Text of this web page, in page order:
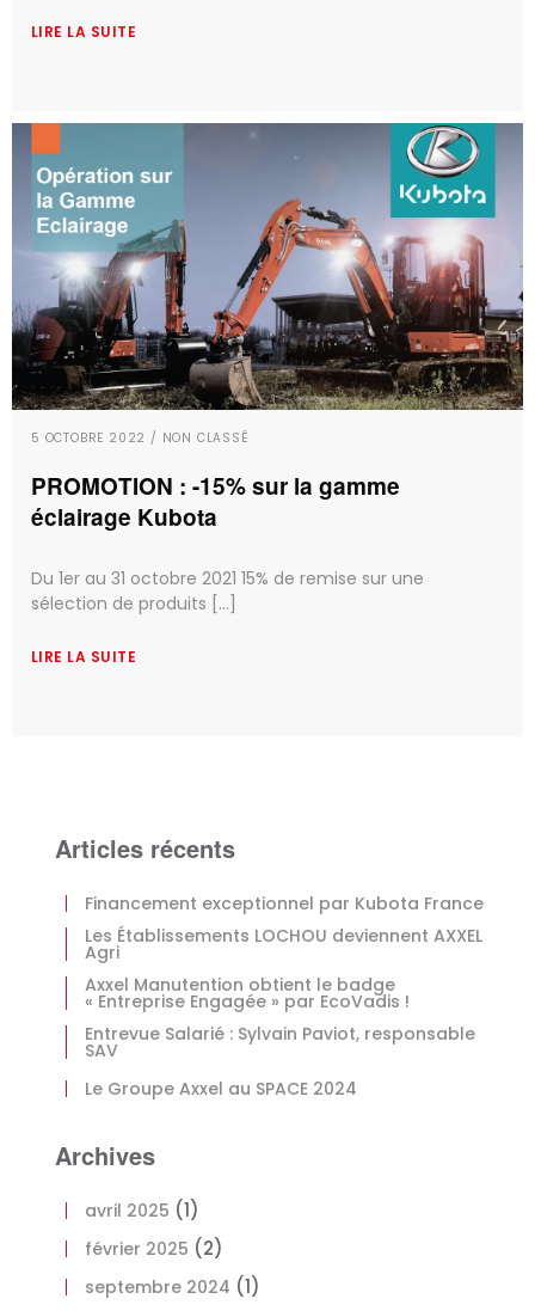
LIRE LA SUITE
5 OCTOBRE 2022 / NON CLASSÉ
PROMOTION : -15% sur la gamme
éclairage Kubota
Du 1er au 31 octobre 2021 15% de remise sur une
sélection de produits [...]
LIRE LA SUITE
Articles récents
Financement exceptionnel par Kubota France
Les Établissements LOCHOU deviennent AXXEL
Agri
Axxel Manutention obtient le badge
« Entreprise Engagée » par EcoVadis !
Entrevue Salarié : Sylvain Paviot, responsable
SAV
Le Groupe Axxel au SPACE 2024
Archives
avril 2025 (1)
février 2025 (2)
septembre 2024 (1)